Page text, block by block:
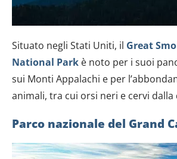
Situato negli Stati Uniti, il Great
National Park è noto per i suoi
sui Monti Appalachi e per
animali, tra cui orsi neri e cervi dalla
Parco nazionale del Grand